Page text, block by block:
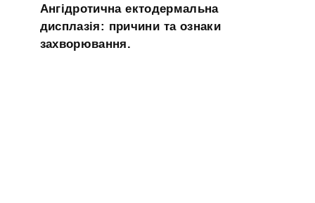
Ангідротична ектодермальна
дисплазія: причини та ознаки
захворювання.